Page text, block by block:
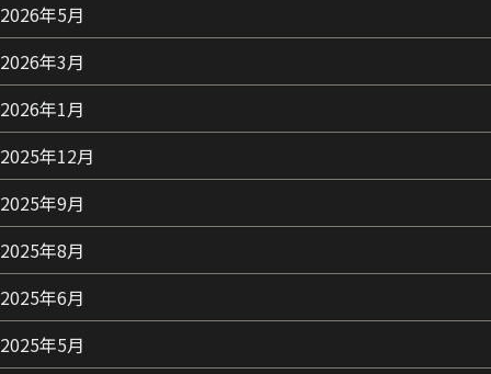
2026年5月
2026年3月
2026年1月
2025年12月
2025年9月
2025年8月
2025年6月
2025年5月